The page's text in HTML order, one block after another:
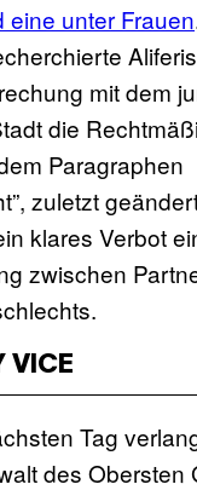
eine unter Frauen
mit dem
die
Paragraphen
zuletzt
klares Verbot
zwischen
VICE
Tag
des Obersten